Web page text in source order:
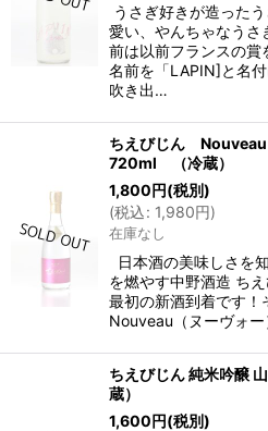
うさぎ好きが造った
愛い、やんちゃなうさ
前は以前フランスの賞
名前を「LAPIN]と名
吹き出…
ちえびじん
720ml （冷蔵）
1,800円(税別)
(税込: 1,980円)
在庫なし
日本酒の美味しさを
を燃やす中野酒造 ち
最初の新酒到着です
Nouveau（ヌーヴォ
ちえびじん 純米吟醸
蔵）
1,600円(税別)